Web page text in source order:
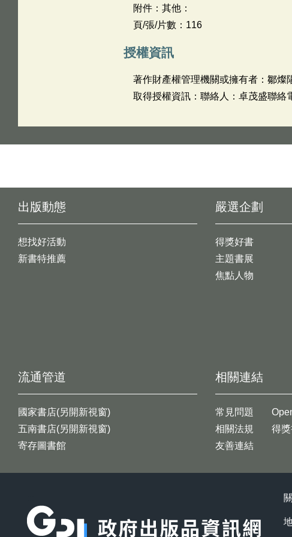
附件：其他：
頁/張/片數：116
授權資訊
著作財產權管理機關或擁有者：鄒燦
取得授權資訊：聯絡人：卓茂盛聯絡
出版動態
想找好活動
新書特推薦
嚴選企劃
得獎好書
主題書展
焦點人物
流通管道
國家書店(另開新視窗)
五南書店(另開新視窗)
寄存圖書館
相關連結
常見問題
相關法規
友善連結
得獎